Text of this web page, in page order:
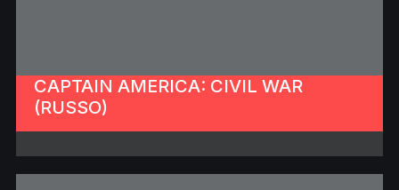
CAPTAIN AMERICA: CIVIL WAR
(RUSSO)